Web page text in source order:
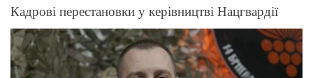
Кадрові перестановки у керівництві Нацгвардії